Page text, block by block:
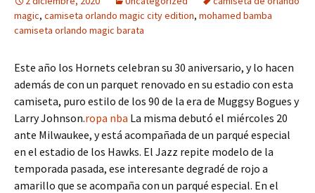
magic, camiseta orlando magic city edition, mohamed bamba
camiseta orlando magic barata
Este año los Hornets celebran su 30 aniversario, y lo hacen
además de con un parquet renovado en su estadio con esta
camiseta, puro estilo de los 90 de la era de Muggsy Bogues y
Larry Johnson.ropa nba La misma debutó el miércoles 20
ante Milwaukee, y está acompañada de un parqué especial
en el estadio de los Hawks. El Jazz repite modelo de la
temporada pasada, ese interesante degradé de rojo a
amarillo que se acompaña con un parqué especial. En el